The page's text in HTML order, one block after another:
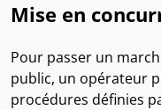
Mise en
Pour passer un
public, un opérateur
procédures définies